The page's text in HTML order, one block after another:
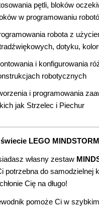
pętli, bloków
w programowaniu
robota z
dotyku,
i konfigurowania
robotycznych
i programowania
jak Strzelec i Piechur
LEGO
własny zestaw
potrzebna do
Cię na długo!
pomoże Ci w